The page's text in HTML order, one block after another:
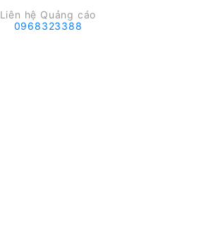
Liên hệ Quảng cáo
0968323388